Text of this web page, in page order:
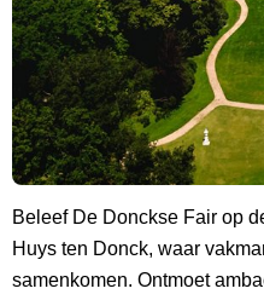
Beleef De Donckse Fair op
Huys ten Donck, waar
samenkomen. Ontmoet